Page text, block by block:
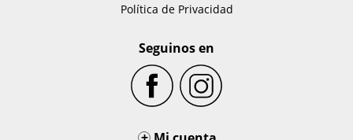
Política de Privacidad
Seguinos en